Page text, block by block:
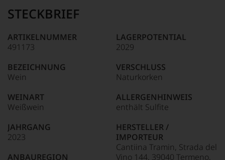
85–89 Punkte:
Unter 85 Punkte:
edlen
der
Welt,
wie
ein
anderer.
dokumentieren
wir
und
gerade
Bewertungen
89-80 Punkte:
79-70
69-60
unter
Weinliebhabern
unter
Feinschmeckern
beliebte
Magazin
wurde
1980
in
Österreich
Leben
gerufen.
STECKBRIEF
ARTIKELNUMMER
491173
BEZEICHNUNG
Wein
WEINART
Weißwein
JAHRGANG
2023
ANBAUREGION
LAGERPOTENTIAL
2029
VERSCHLUSS
Naturkorken
ALLERGENHINWEIS
enthält Sulfite
HERSTELLER /
IMPORTEUR
Cantiina Tramin, Strada del
Vino 144, 39040 Termeno,